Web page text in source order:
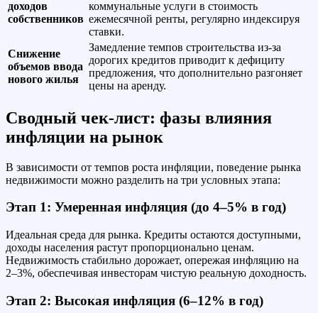
доходов
собственников
коммунальные услуги в стоимость
ежемесячной ренты, регулярно индексируя
ставки.
Снижение
объемов ввода
нового жилья
Замедление темпов строительства из-за
дорогих кредитов приводит к дефициту
предложения, что дополнительно разгоняет
цены на аренду.
Сводный чек-лист: фазы влияния
инфляции на рынок
В зависимости от темпов роста инфляции, поведение рынка
недвижимости можно разделить на три условных этапа:
Этап 1: Умеренная инфляция (до 4–5% в год)
Идеальная среда для рынка. Кредиты остаются доступными,
доходы населения растут пропорционально ценам.
Недвижимость стабильно дорожает, опережая инфляцию на
2–3%, обеспечивая инвесторам чистую реальную доходность.
Этап 2: Высокая инфляция (6–12% в год)